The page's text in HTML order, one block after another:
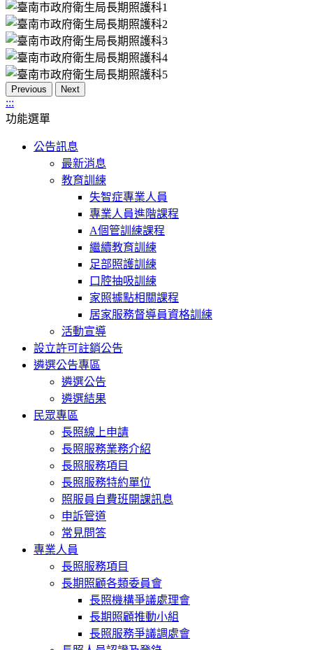
Previous Next
:::
功能選單
公告訊息
最新消息
教育訓練
失智症專業人員
專業人員進階課程
A個管訓練課程
繼續教育訓練
足部照護訓練
口腔抽吸訓練
家照據點相關課程
居家服務督導員資格訓練
活動宣導
設立許可註銷公告
遴選公告專區
遴選公告
遴選結果
民眾專區
長照線上申請
長照服務業務介紹
長照服務項目
長照服務特約單位
照服員自費班開課訊息
申訴管道
常見問答
專業人員
長照服務項目
長期照顧各類委員會
長照機構爭議處理會
長期照顧推動小組
長照服務爭議調處會